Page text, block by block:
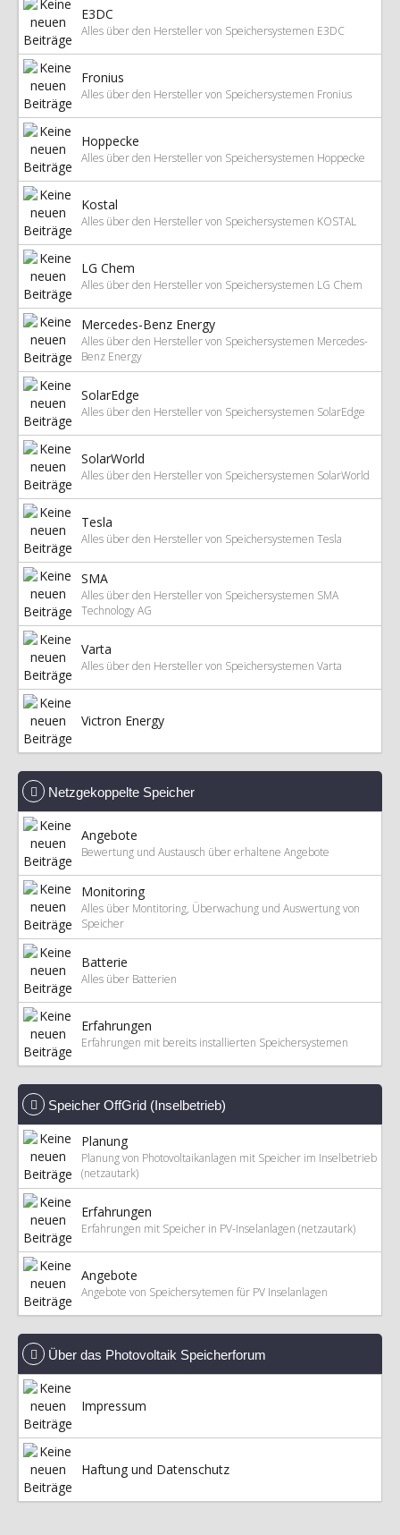
E3DC
Alles über den Hersteller von Speichersystemen E3DC
Fronius
Alles über den Hersteller von Speichersystemen Fronius
Hoppecke
Alles über den Hersteller von Speichersystemen Hoppecke
Kostal
Alles über den Hersteller von Speichersystemen KOSTAL
LG Chem
Alles über den Hersteller von Speichersystemen LG Chem
Mercedes-Benz Energy
Alles über den Hersteller von Speichersystemen Mercedes-
Benz Energy
SolarEdge
Alles über den Hersteller von Speichersystemen SolarEdge
SolarWorld
Alles über den Hersteller von Speichersystemen SolarWorld
Tesla
Alles über den Hersteller von Speichersystemen Tesla
SMA
Alles über den Hersteller von Speichersystemen SMA
Technology AG
Varta
Alles über den Hersteller von Speichersystemen Varta
Victron Energy
Netzgekoppelte Speicher
Angebote
Bewertung und Austausch über erhaltene Angebote
Monitoring
Alles über Montitoring, Überwachung und Auswertung von
Speicher
Batterie
Alles über Batterien
Erfahrungen
Erfahrungen mit bereits installierten Speichersystemen
Speicher OffGrid (Inselbetrieb)
Planung
Planung von Photovoltaikanlagen mit Speicher im Inselbetrieb
(netzautark)
Erfahrungen
Erfahrungen mit Speicher in PV-Inselanlagen (netzautark)
Angebote
Angebote von Speichersytemen für PV Inselanlagen
Über das Photovoltaik Speicherforum
Impressum
Haftung und Datenschutz